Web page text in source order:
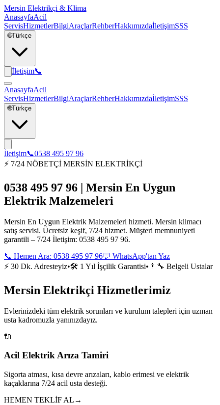
Mersin Elektrikçi & Klima
AnasayfaAcil
ServisHizmetlerBilgiAraçlarRehberHakkımızdaİletişimSSS
🌐Türkçe
İletişim📞
AnasayfaAcil
ServisHizmetlerBilgiAraçlarRehberHakkımızdaİletişimSSS
🌐Türkçe
İletişim📞0538 495 97 96
⚡ 7/24 NÖBETÇİ MERSİN ELEKTRİKÇİ
0538 495 97 96 | Mersin En Uygun
Elektrik Malzemeleri
Mersin En Uygun Elektrik Malzemeleri hizmeti. Mersin klimacı
satış servisi. Ücretsiz keşif, 7/24 hizmet. Müşteri memnuniyeti
garantili – 7/24 İletişim: 0538 495 97 96.
📞 Hemen Ara: 0538 495 97 96💬 WhatsApp'tan Yaz
⚡ 30 Dk. Adresteyiz•🛠️ 1 Yıl İşçilik Garantisi• 👨‍🔧 Belgeli Ustalar
Mersin Elektrikçi Hizmetlerimiz
Evlerinizdeki tüm elektrik sorunları ve kurulum talepleri için uzman
usta kadromuzla yanınızdayız.
🔌
Acil Elektrik Arıza Tamiri
Sigorta atması, kısa devre arızaları, kablo erimesi ve elektrik
kaçaklarına 7/24 acil usta desteği.
HEMEN TEKLİF AL →